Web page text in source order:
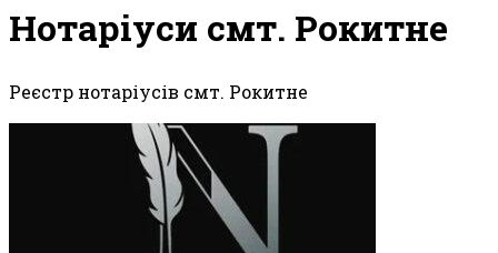
Нотаріуси смт. Рокитне
Реєстр нотаріусів смт. Рокитне